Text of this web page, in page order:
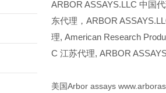
ARBOR ASSAYS.LLC 中国
东代理，ARBOR
理, American Research
C 江苏代理, ARBOR
美国Arbor assays